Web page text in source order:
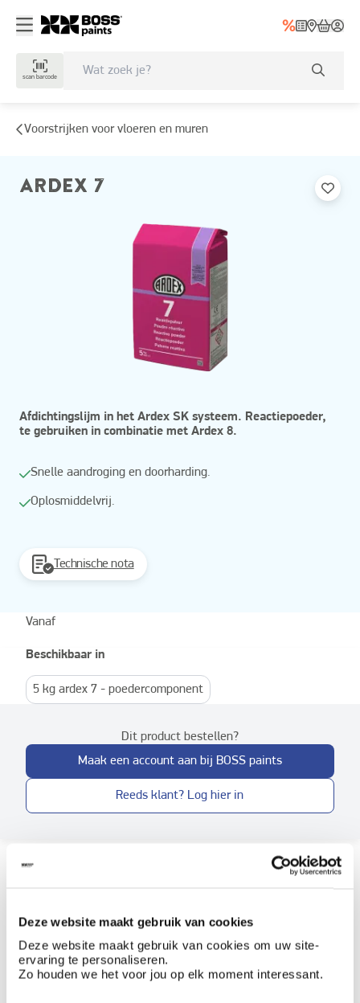
Deze website maakt gebruik van cookies
Deze website maakt gebruik van cookies om uw site-
ervaring te personaliseren.
Zo houden we het voor jou op elk moment interessant.
scan barcode
Voorstrijken voor vloeren en muren
ARDEX 7
Afdichtingslijm in het Ardex SK systeem. Reactiepoeder,
te gebruiken in combinatie met Ardex 8.
Snelle aandroging en doorharding.
Oplosmiddelvrij.
Technische nota
Vanaf
Beschikbaar in
5 kg ardex 7 - poedercomponent
Dit product bestellen?
Maak een account aan bij BOSS paints
Reeds klant? Log hier in
Etiketinformatie